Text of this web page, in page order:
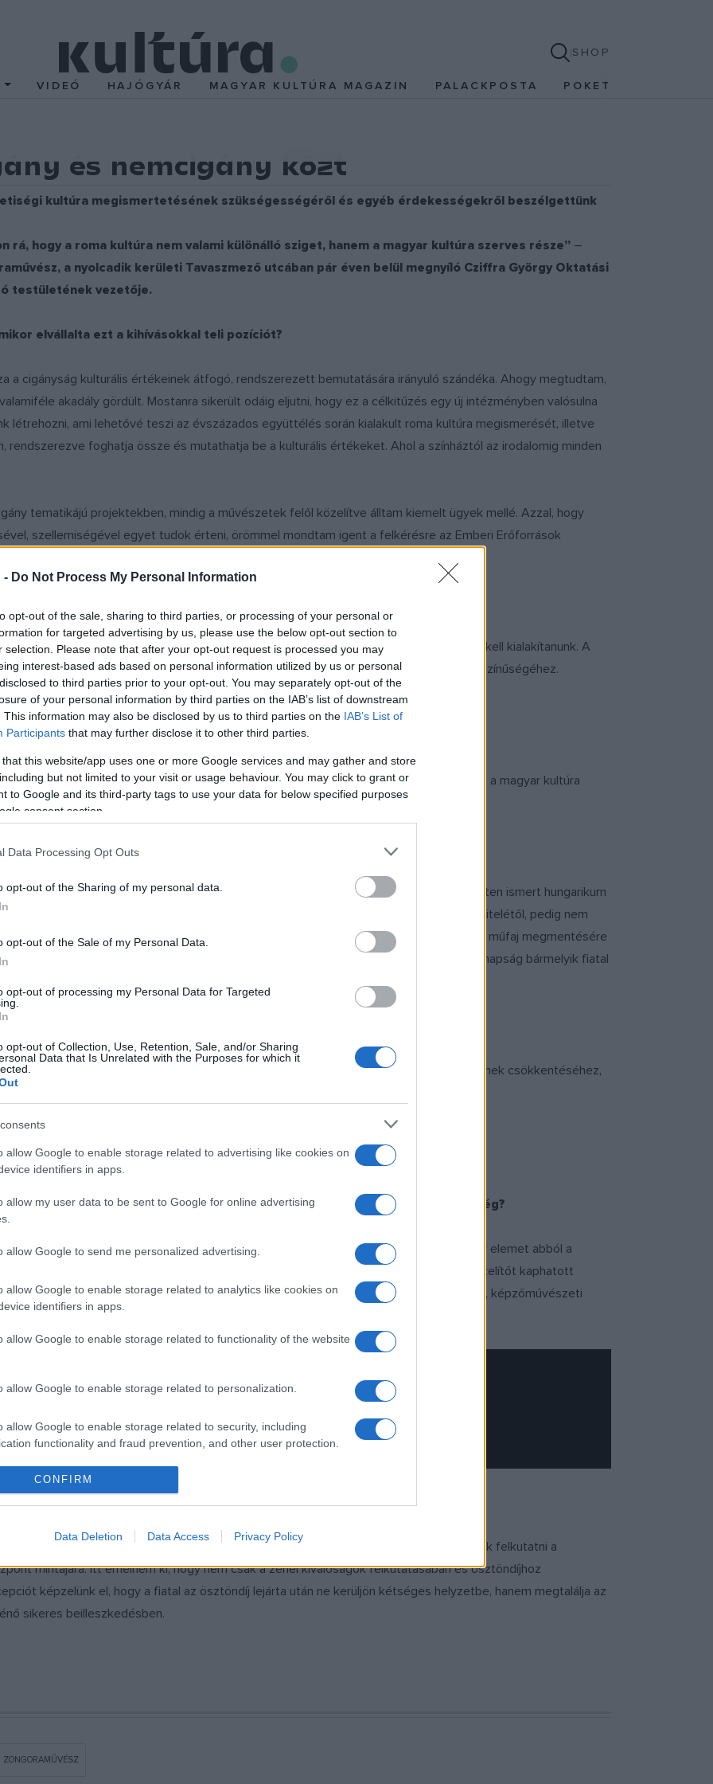
- Do Not Process My Personal Information
opt-out of the sale, sharing to third parties, or processing of your personal or
for targeted advertising by us, please use the below opt-out section to
selection. Please note that after your opt-out request is processed you may
interest-based ads based on personal information utilized by us or personal
to third parties prior to your opt-out. You may separately opt-out of the
of your personal information by third parties on the IAB’s list of downstream
This information may also be disclosed by us to third parties on the IAB’s List of
Participants that may further disclose it to other third parties.
that this website/app uses one or more Google services and may gather and store
but not limited to your visit or usage behaviour. You may click to grant or
to Google and its third-party tags to use your data for below specified purposes
consent section.
Data Processing Opt Outs
opt-out of the Sharing of my personal data.
opt-out of the Sale of my Personal Data.
opt-out of processing my Personal Data for Targeted
opt-out of Collection, Use, Retention, Sale, and/or Sharing
Data that Is Unrelated with the Purposes for which it
allow Google to enable storage related to advertising like cookies on
identifiers in apps.
allow my user data to be sent to Google for online advertising
allow Google to send me personalized advertising.
allow Google to enable storage related to analytics like cookies on
identifiers in apps.
allow Google to enable storage related to functionality of the website
allow Google to enable storage related to personalization.
allow Google to enable storage related to security, including
functionality and fraud prevention, and other user protection.
CONFIRM
Data Deletion Data Access Privacy Policy
SHOP
VIDEÓ HAJÓGYÁR MAGYAR KULTÚRA MAGAZIN PALACKPOSTA POKET
és nemcigány közt
kultúra megismertetésének szükségességéről és egyéb érdekességekről beszélgettünk
rá, hogy a roma kultúra nem valami különálló sziget, hanem a magyar kultúra szerves része” –
a nyolcadik kerületi Tavaszmező utcában pár éven belül megnyíló Cziffra György Oktatási
testületének vezetője.
elvállalta ezt a kihívásokkal teli pozíciót?
a cigányság kulturális értékeinek átfogó, rendszerezett bemutatására irányuló szándéka. Ahogy megtudtam,
akadály gördült. Mostanra sikerült odáig eljutni, hogy ez a célkitűzés egy új intézményben valósulna
létrehozni, ami lehetővé teszi az évszázados együttélés során kialakult roma kultúra megismerését, illetve
rendszerezve foghatja össze és mutathatja be a kulturális értékeket. Ahol a színháztól az irodalomig minden
tematikájú projektekben, mindig a művészetek felől közelítve álltam kiemelt ügyek mellé. Azzal, hogy
szellemiségével egyet tudok érteni, örömmel mondtam igent a felkérésre az Emberi Erőforrások
nélkül dolgozunk. Nekünk most egy minden tekintetben új és lendületes koncepciót kell kialakítanunk. A
a figyelmet azokra az értékekre, amelyek hozzátartoznak Magyarország kulturális sokszínűségéhez.
építünk, ahova mindenkit a legnagyobb szeretettel várunk.
csodálkozzon rá, hogy a roma kultúra nem valami különálló sziget, hanem igenis a magyar kultúra
menthetetlen, az Önök tervei közt viszont a műfaj felkarolása is szerepel.
pillanatban van. Az autentikus és kávéházi cigányzene pár évtizeddel ezelőtt világszinten ismert hungarikum
A fiatal roma művésztársadalom egyre inkább elzárkózik a cigányzenész lét továbbvitelétől, pedig nem
volt. Ennek oka a jövőkép hiányában kereshető. Ma már szerencsére van egy-egy a műfaj megmentésére
néven futó program, ezekből kell több, átfogóbb koncepció. Miért tanuljon manapság bármelyik fiatal
falait. Jól látom?
programkínálatával szeretne hozzájárulni a társadalom negatív előítéleteinek csökkentéséhez,
a közös hangnem megtalálásában.
Központ című rendezvénysorozatot. Hogy tapasztalta, jól fogadta a közönség?
az, hogy személyesen legyünk jelen rendezvényeken és megmutassunk pár elemet abból a
képviselni fog. A nyári roadshow rendkívül sikeresnek bizonyult, aki részt vett rajta, ízelítőt kaphatott
folytatódik, hamarosan kisebb településeken mutatkozik be gyerekprogramokkal, képzőművészeti
a tehetségeknek. Mesélne erről?
nagyon fontos szerepet játszhatna majd a központ életében. Mindenképp szeretnénk felkutatni a
mintájára. Itt emelném ki, hogy nem csak a zenei kiválóságok felkutatásában és ösztöndíjhoz
képzelünk el, hogy a fiatal az ösztöndíj lejárta után ne kerüljön kétséges helyzetbe, hanem megtalálja az
sikeres beilleszkedésben.
ZONGORAMŰVÉSZ